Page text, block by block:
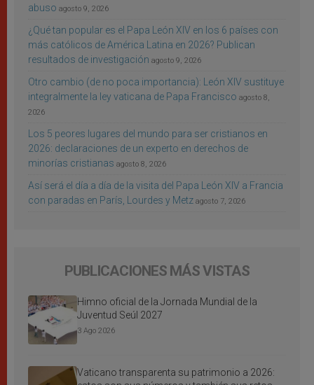
abuso agosto 9, 2026
¿Qué tan popular es el Papa León XIV en los 6 países con
más católicos de América Latina en 2026? Publican
resultados de investigación agosto 9, 2026
Otro cambio (de no poca importancia): León XIV sustituye
integralmente la ley vaticana de Papa Francisco agosto 8,
2026
Los 5 peores lugares del mundo para ser cristianos en
2026: declaraciones de un experto en derechos de
minorías cristianas agosto 8, 2026
Así será el día a día de la visita del Papa León XIV a Francia
con paradas en París, Lourdes y Metz agosto 7, 2026
PUBLICACIONES MÁS VISTAS
Himno oficial de la Jornada Mundial de la
Juventud Seúl 2027
3 Ago 2026
Vaticano transparenta su patrimonio a 2026: